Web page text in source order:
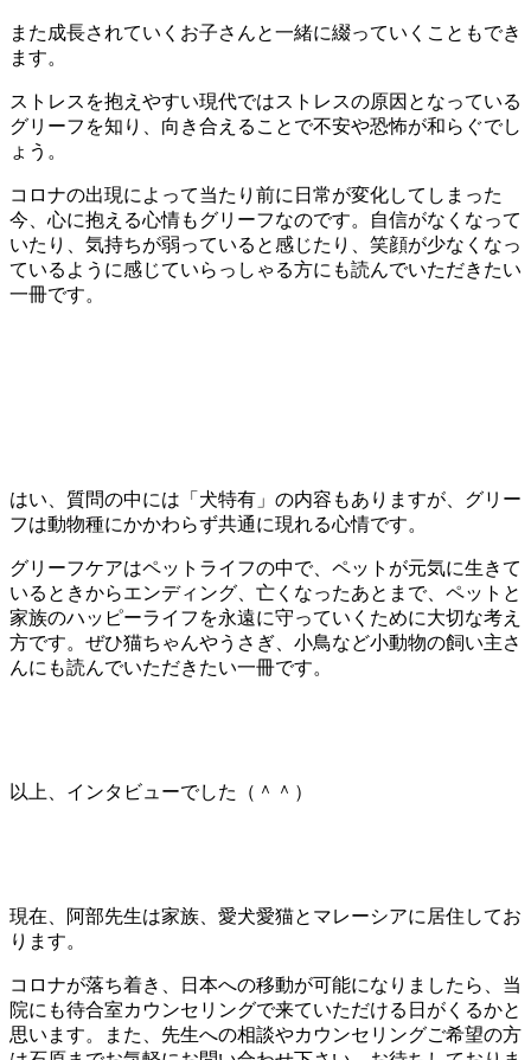
また成長されていくお子さんと一緒に綴っていくこともでき
ます。
ストレスを抱えやすい現代ではストレスの原因となっている
グリーフを知り、向き合えることで不安や恐怖が和らぐでし
ょう。
コロナの出現によって当たり前に日常が変化してしまった
今、心に抱える心情もグリーフなのです。自信がなくなって
いたり、気持ちが弱っていると感じたり、笑顔が少なくなっ
ているように感じていらっしゃる方にも読んでいただきたい
一冊です。
はい、質問の中には「犬特有」の内容もありますが、グリー
フは動物種にかかわらず共通に現れる心情です。
グリーフケアはペットライフの中で、ペットが元気に生きて
いるときからエンディング、亡くなったあとまで、ペットと
家族のハッピーライフを永遠に守っていくために大切な考え
方です。ぜひ猫ちゃんやうさぎ、小鳥など小動物の飼い主さ
んにも読んでいただきたい一冊です。
以上、インタビューでした（＾＾）
現在、阿部先生は家族、愛犬愛猫と マレーシアに居住してお
ります。
コロナが落ち着き、日本への移動が可能になりましたら、当
院にも待合室カウンセリングで来ていただける日がくるかと
思います。また、先生への相談やカウンセリングご希望の方